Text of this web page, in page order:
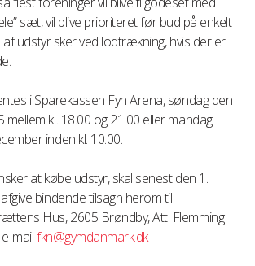
sæt, vil blive prioriteret før bud på enkelt
af udstyr sker ved lodtrækning, hvis der er
i Sparekassen Fyn Arena, søndag den
mellem kl. 18.00 og 21.00 eller mandag
inden kl. 10.00.
at købe udstyr, skal senest den 1.
bindende tilsagn herom til
Hus, 2605 Brøndby, Att. Flemming
e-mailfkn@gymdanmark.dk